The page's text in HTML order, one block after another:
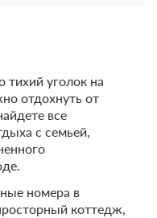
уголок на
отдохнуть от
все
с семьей,
номера в
коттедж,